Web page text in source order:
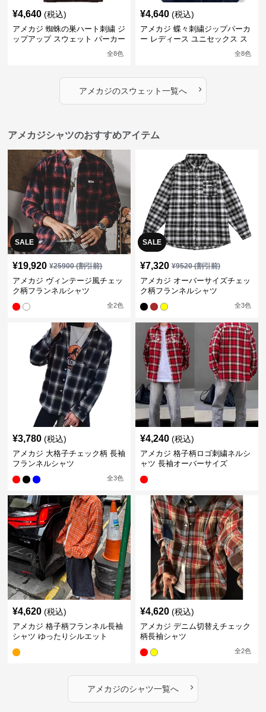
¥4,640 (税込)
アメカジ 蜘蛛の巣ハート刺繍 ジ
ップアップ スウェット パーカー
全8色
¥4,640 (税込)
アメカジ 蝶々刺繍ジップパーカ
ー レディース ユニセックス ス
全8色
アメカジのスウェット一覧へ ›
アメカジシャツのおすすめアイテム
SALE
¥19,920 ¥25900(割引前)
アメカジ ヴィンテージ風チェッ
ク柄フランネルシャツ
全2色
SALE
¥7,320 ¥9520(割引前)
アメカジ オーバーサイズチェッ
ク柄フランネルシャツ
全3色
¥3,780 (税込)
アメカジ 大格子チェック柄 長袖
フランネルシャツ
全3色
¥4,240 (税込)
アメカジ 格子柄ロゴ刺繍ネルシ
ャツ 長袖オーバーサイズ
¥4,620 (税込)
アメカジ 格子柄フランネル長袖
シャツ ゆったりシルエット
¥4,620 (税込)
アメカジ デニム切替えチェック
柄長袖シャツ
全2色
アメカジのシャツ一覧へ ›